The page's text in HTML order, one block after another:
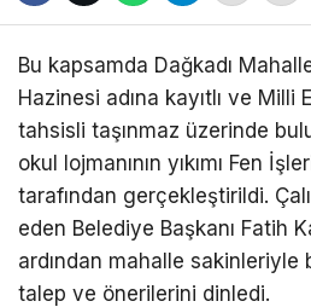
Bu kapsamda Dağkadı
Hazinesi adına kayıtlı ve Milli
tahsisli taşınmaz üzerinde
okul lojmanının yıkımı Fen
tarafından gerçekleştirildi.
eden Belediye Başkanı Fatih
ardından mahalle sakinleriyle
talep ve önerilerini dinledi.